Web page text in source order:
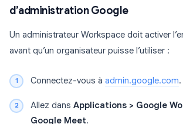
d’administration Google
Un administrateur Workspace doit activer
avant qu’un organisateur puisse l’utiliser :
Connectez-vous à admin.google.com.
Allez dans Applications > Google
Google Meet.